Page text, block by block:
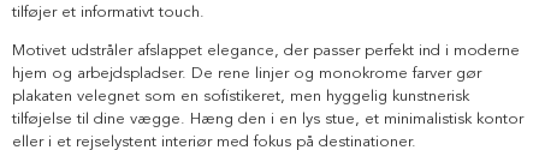
tilføjer et informativt touch.
Motivet udstråler afslappet elegance, der passer perfekt ind i moderne
hjem og arbejdspladser. De rene linjer og monokrome farver gør
plakaten velegnet som en sofistikeret, men hyggelig kunstnerisk
tilføjelse til dine vægge. Hæng den i en lys stue, et minimalistisk kontor
eller i et rejselystent interiør med fokus på destinationer.